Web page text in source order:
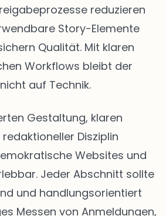
reduzieren
Story-Elemente
Qualität. Mit klaren
Workflows bleibt der
auf Technik.
Gestaltung, klaren
Disziplin
Websites und
Jeder Abschnitt sollte
und handlungsorientiert
Messen von Anmeldungen,